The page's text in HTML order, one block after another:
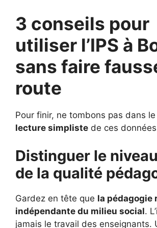
3 conseils pour
utiliser l’IPS à
sans faire
route
Pour finir, ne tombons pas dans
lecture simpliste de ces
Distinguer le
de la qualité
Gardez en tête que la pédagogie
indépendante du milieu social.
jamais le travail des enseignants.